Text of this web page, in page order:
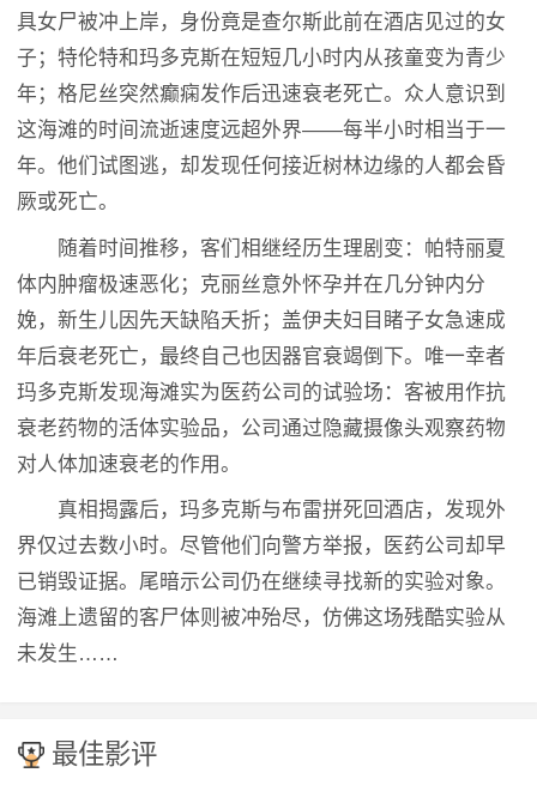
具女尸被冲上岸，身份竟是查尔斯此前在酒店见过的女
子；特伦特和玛多克斯在短短几小时内从孩童变为青少
年；格尼丝突然癫痫发作后迅速衰老死亡。众人意识到
这海滩的时间流逝速度远超外界——每半小时相当于一
年。他们试图逃，却发现任何接近树林边缘的人都会昏
厥或死亡。
随着时间推移，客们相继经历生理剧变：帕特丽夏
体内肿瘤极速恶化；克丽丝意外怀孕并在几分钟内分
娩，新生儿因先天缺陷夭折；盖伊夫妇目睹子女急速成
年后衰老死亡，最终自己也因器官衰竭倒下。唯一幸者
玛多克斯发现海滩实为医药公司的试验场：客被用作抗
衰老药物的活体实验品，公司通过隐藏摄像头观察药物
对人体加速衰老的作用。
真相揭露后，玛多克斯与布雷拼死回酒店，发现外
界仅过去数小时。尽管他们向警方举报，医药公司却早
已销毁证据。尾暗示公司仍在继续寻找新的实验对象。
海滩上遗留的客尸体则被冲殆尽，仿佛这场残酷实验从
未发生……
最佳影评